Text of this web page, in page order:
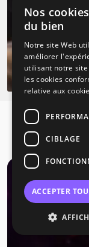
Nos
du bien
Notre site Web
améliorer
utilisant notre site
les cookies
relative aux
CIBLAGE
ACCEPTER